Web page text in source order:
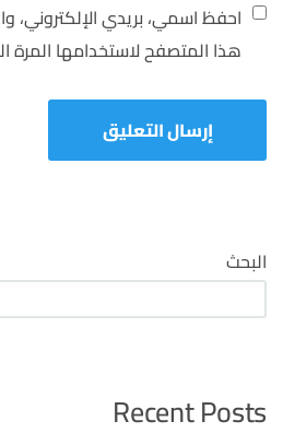
احفظ اسمي، بريدي الإلكتروني،
هذا المتصفح لاستخدامها المرة
البحث
Recent Posts